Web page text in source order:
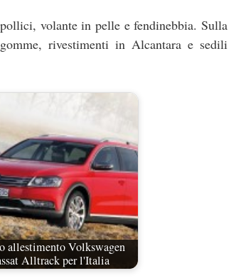
volante in pelle e fendinebbia. Sulla
rivestimenti in Alcantara e sedili
allestimento Volkswagen
Alltrack per l'Italia